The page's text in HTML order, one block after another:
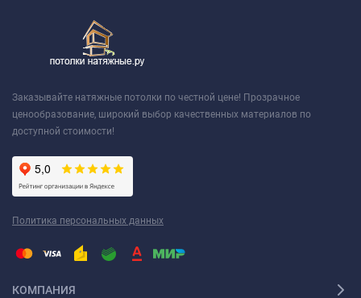
Заказывайте натяжные потолки по честной цене! Прозрачное
ценообразование, широкий выбор качественных материалов по
доступной стоимости!
Политика персональных данных
КОМПАНИЯ